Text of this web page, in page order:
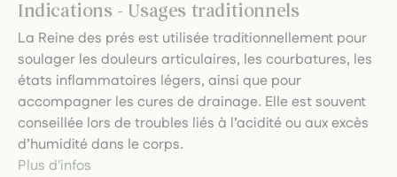
Indications - Usages traditionnels
La Reine des prés est utilisée traditionnellement pour
soulager les douleurs articulaires, les courbatures, les
états inflammatoires légers, ainsi que pour
accompagner les cures de drainage. Elle est souvent
conseillée lors de troubles liés à l’acidité ou aux excès
d’humidité dans le corps.
Plus d'infos